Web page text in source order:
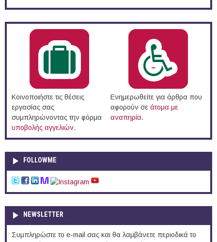
Κοινοποιήστε τις θέσεις
εργασίας σας
συμπληρώνοντας την φόρμα
υποβολής αγγελιών.
Ενημερωθείτε για άρθρα που
αφορούν σε άτομα με
αναπηρία.
FOLLOWME
NEWSLETTER
Συμπληρώστε το e-mail σας και θα λαμβάνετε περιοδικά το